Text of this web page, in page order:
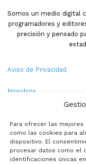
Para ofrecer las mejores
como las cookies para
dispositivo. El
procesar datos como el
identificaciones únicas
Somos un medio digital
programadores y
precisión y pensado
Aviso de Privacidad
Nosotros
Política de Cookies
Contacto